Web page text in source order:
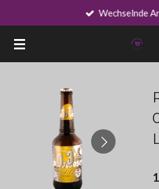
springen
Wechselnde